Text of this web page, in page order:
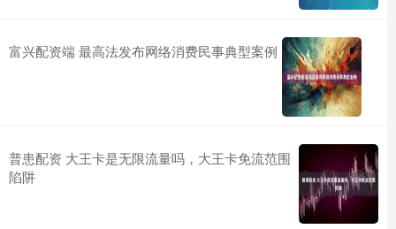
富兴配资端 最高法发布网络消费民事典型案例
普患配资 大王卡是无限流量吗，大王卡免流范围
陷阱